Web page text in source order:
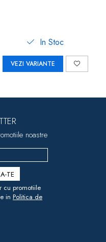
In Stoc
VEZI VARIANTE
noastre
cu promotiile
in Politica de